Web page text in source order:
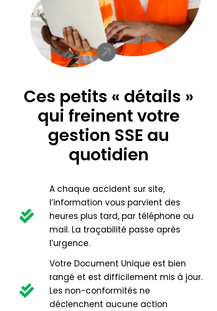
Ces petits « détails »
qui freinent votre
gestion SSE au
quotidien
A chaque accident sur site,
l’information vous parvient des
heures plus tard, par téléphone ou
mail. La traçabilité passe après
l’urgence.
Votre Document Unique est bien
rangé et est difficilement mis à jour.
Les non-conformités ne
déclenchent aucune action